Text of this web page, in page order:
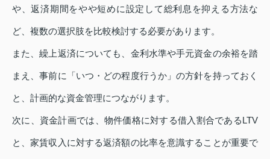
や、返済期間をやや短めに設定して総利息を抑える方法な
ど、複数の選択肢を比較検討する必要があります。
また、繰上返済についても、金利水準や手元資金の余裕を踏
まえ、事前に「いつ・どの程度行うか」の方針を持っておく
と、計画的な資金管理につながります。
次に、資金計画では、物件価格に対する借入割合であるLTV
と、家賃収入に対する返済額の比率を意識することが重要で